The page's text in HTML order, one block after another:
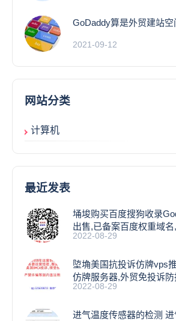
GoDaddy算是外贸建站
2021-09-12
网站分类
计算机
最近发表
埇埈购买百度搜狗收录
出售,已备案百度权重域
名
2022-08-29
埅埆美国抗投诉仿牌vps
仿牌服务器,外贸免投诉
兰
2022-08-29
进气温度传感器的检测